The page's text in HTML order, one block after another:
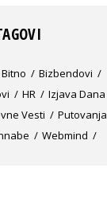
Bitno
Bizbendovi
HR
Izjava Dana
Vesti
Putovanja
Webmind